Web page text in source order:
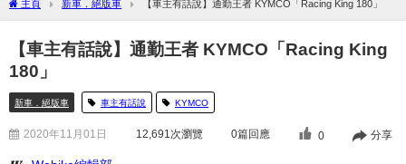
主頁 新車．絕版車 【車主有話說】通勤王者 KYMCO「Racing King 180」
【車主有話說】通勤王者 KYMCO「Racing King
180」
新車．絕版車 車主有話說 KYMCO
2020年11月01日 12,691 次瀏覽 0篇回應 0 分享